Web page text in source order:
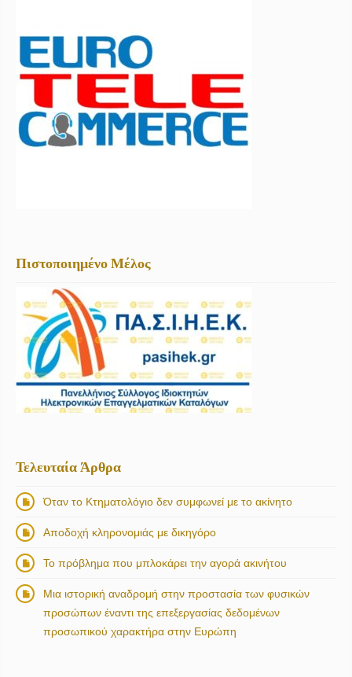
Πιστοποιημένο Μέλος
Τελευταία Άρθρα
Όταν το Κτηματολόγιο δεν συμφωνεί με το ακίνητο
Αποδοχή κληρονομιάς με δικηγόρο
Το πρόβλημα που μπλοκάρει την αγορά ακινήτου
Μια ιστορική αναδρομή στην προστασία των φυσικών
προσώπων έναντι της επεξεργασίας δεδομένων
προσωπικού χαρακτήρα στην Ευρώπη